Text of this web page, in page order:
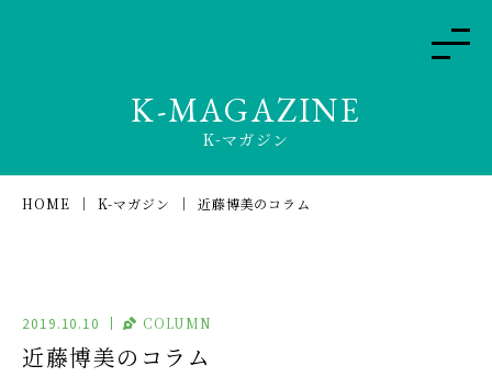
K-MAGAZINE
K-マガジン
HOME K-マガジン 近藤博美のコラム
2019.10.10 COLUMN
近藤博美のコラム